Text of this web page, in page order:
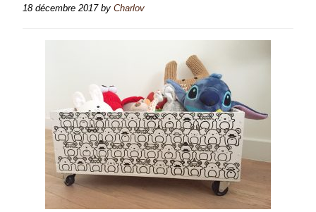
18 décembre 2017by Charlov